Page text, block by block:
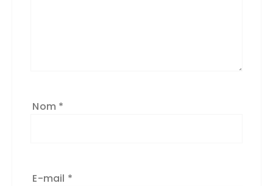
Nom *
E-mail *